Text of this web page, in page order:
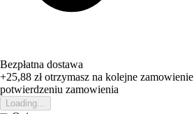
Bezpłatna dostawa
+25,88 złotrzymasz na kolejne zamowienie
potwierdzeniu zamowienia
Loading...